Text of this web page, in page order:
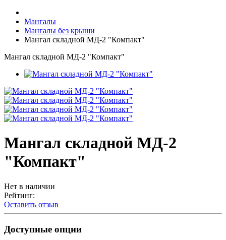
Мангалы
Мангалы без крыши
Мангал складной МД-2 "Компакт"
Мангал складной МД-2 "Компакт"
Мангал складной МД-2
"Компакт"
Нет в наличии
Рейтинг:
Оставить отзыв
Доступные опции